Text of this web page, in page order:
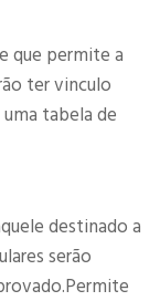
que permite a
ter vinculo
tabela de
destinado a
serão